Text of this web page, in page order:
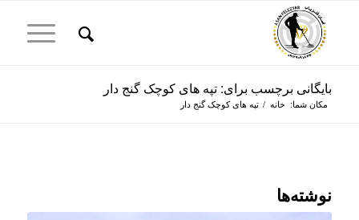
بایگانی برچسب برای: تپه های کوچک گنج دار
مکان شما: خانه / تپه های کوچک گنج دار
نوشته‌ها